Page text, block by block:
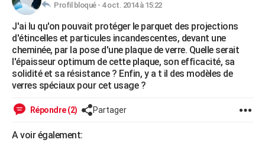
Essais
Réserver un essai
Citadines
Berlines
SUV
Forum auto
+HIGH-TECH
Mobiles
Meilleur smartphone
Internet
Ordinateurs
Jeux vidéo
Guide high-tech
+BRICOLAGE
Forum
Aménagement intérieur
Extérieur
Cuisine
Salle de bains
Jardinage
Rangement
WEEK-END
Guides de France
Escapades
Patrimoine
Expositions
Musées
Week-end nature
+LIFESTYLE
Art de vivre
Bien-être
Loisirs
Mode
Modes de vie
SANTE
VOYAGE
Profil bloqué - 4 oct. 2014 à 15:22
J'ai lu qu'on pouvait protéger le parquet des projections
d'étincelles et particules incandescentes, devant une
cheminée, par la pose d'une plaque de verre. Quelle serait
l'épaisseur optimum de cette plaque, son efficacité, sa
solidité et sa résistance ? Enfin, y a t il des modèles de
verres spéciaux pour cet usage ?
Répondre (2) Partager
A voir également: